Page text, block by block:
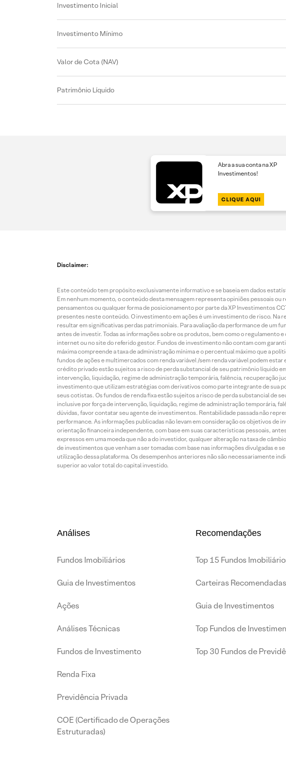
Investimento Inicial
Investimento Mínimo
Valor de Cota (NAV)
Patrimônio Líquido
Abra a sua conta na XP
Investimentos!
CLIQUE AQUI
Disclaimer:
Este conteúdo tem propósito exclusivamente informativo e se baseia em dados
Em nenhum momento, o conteúdo desta mensagem representa opiniões pessoais
pensamentos ou qualquer forma de posicionamento por parte da XP Investimentos
presentes neste conteúdo. O investimento em ações é um investimento de risco. Na
resultar em significativas perdas patrimoniais. Para avaliação da performance de um
antes de investir. Todas as informações sobre os produtos, bem como o
internet ou no site do referido gestor. Fundos de investimento não contam com
máxima compreende a taxa de administração mínima e o percentual máximo que a
fundos de ações e multimercados com renda variável /sem renda variável podem
crédito privado estão sujeitos a risco de perda substancial de seu patrimônio líquido
intervenção, liquidação, regime de administração temporária, falência, recuperação
investimento que utilizam estratégias com derivativos como parte integrante de sua
seus cotistas. Os fundos de renda fixa estão sujeitos a risco de perda substancial de
inclusive por força de intervenção, liquidação, regime de administração temporária,
dúvidas, favor contatar seu agente de investimentos. Rentabilidade passada não
performance. As informações publicadas não levam em consideração os objetivos
orientação financeira independente, com base em suas características pessoais,
expressos em uma moeda que não a do investidor, qualquer alteração na taxa de
de investimentos que venham a ser tomadas com base nas informações divulgadas
utilização dessa plataforma. Os desempenhos anteriores não são necessariamente
superior ao valor total do capital investido.
Análises
Fundos Imobiliários
Guia de Investimentos
Ações
Análises Técnicas
Fundos de Investimento
Renda Fixa
Previdência Privada
COE (Certificado de Operações
Estruturadas)
Recomendações
Top 15 Fundos
Carteiras Recomendadas
Guia de Investimentos
Top Fundos de
Top 30 Fundos de